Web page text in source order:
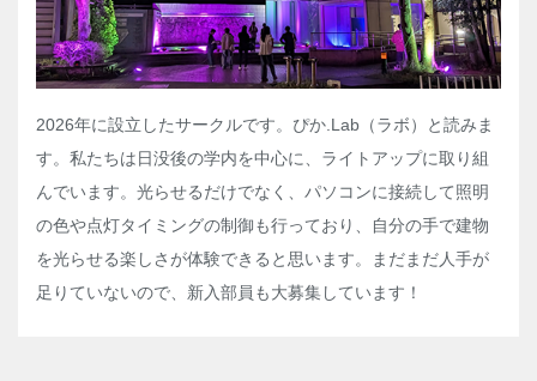
2026年に設立したサークルです。ぴか.Lab（ラボ）と読みま
す。私たちは日没後の学内を中心に、ライトアップに取り組
んでいます。光らせるだけでなく、パソコンに接続して照明
の色や点灯タイミングの制御も行っており、自分の手で建物
を光らせる楽しさが体験できると思います。まだまだ人手が
足りていないので、新入部員も大募集しています！